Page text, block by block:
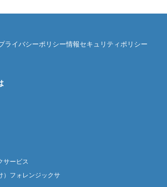
ライバシーポリシー情報セキュリティポリシー
サービス
）フォレンジックサ